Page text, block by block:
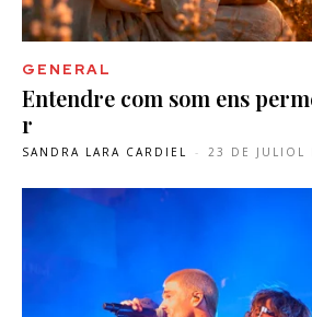
GENERAL
Entendre com som ens
r
SANDRA LARA CARDIEL - 23 DE JULIOL